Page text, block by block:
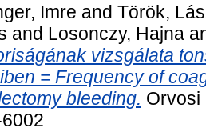
Imre and Török,
and Losonczy, Hajna
vizsgálata
= Frequency of
bleeding. Orvosi